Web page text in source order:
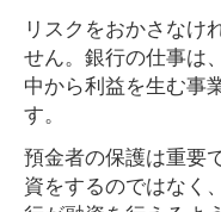
リスクをおかさなけ
せん。銀行の仕事は
中から利益を生む事
す。
預金者の保護は重要
資をするのではなく